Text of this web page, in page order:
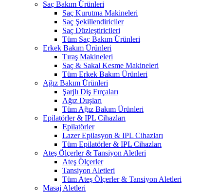
Saç Bakım Ürünleri
Saç Kurutma Makineleri
Saç Şekillendiriciler
Saç Düzleştiricileri
Tüm Saç Bakım Ürünleri
Erkek Bakım Ürünleri
Tıraş Makineleri
Saç & Sakal Kesme Makineleri
Tüm Erkek Bakım Ürünleri
Ağız Bakım Ürünleri
Şarjlı Diş Fırçaları
Ağız Duşları
Tüm Ağız Bakım Ürünleri
Epilatörler & IPL Cihazları
Epilatörler
Lazer Epilasyon & IPL Cihazları
Tüm Epilatörler & IPL Cihazları
Ateş Ölçerler & Tansiyon Aletleri
Ateş Ölçerler
Tansiyon Aletleri
Tüm Ateş Ölçerler & Tansiyon Aletleri
Masaj Aletleri